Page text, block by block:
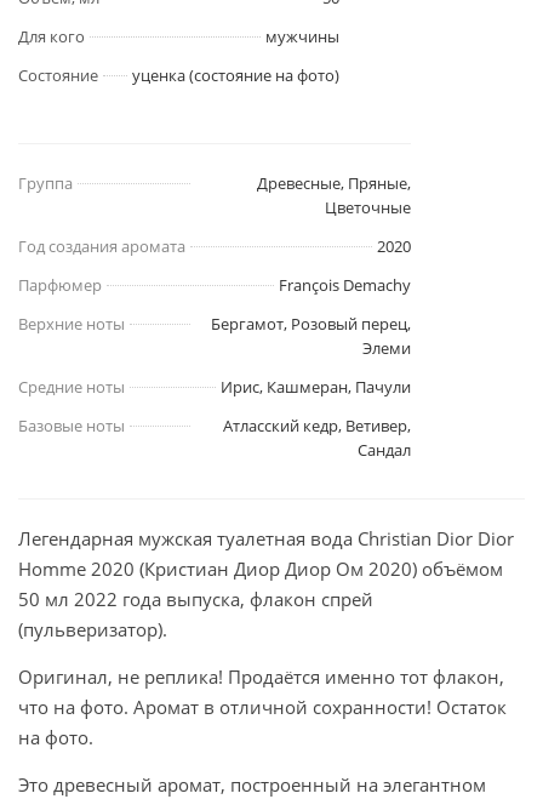
Для кого
мужчины
Состояние
уценка (состояние на фото)
Группа
Древесные, Пряные,
Цветочные
Год создания аромата
2020
Парфюмер
François Demachy
Верхние ноты
Бергамот, Розовый перец,
Элеми
Средние ноты
Ирис, Кашмеран, Пачули
Базовые ноты
Атласский кедр, Ветивер,
Сандал
Легендарная мужская туалетная вода Christian Dior Dior
Homme 2020 (Кристиан Диор Диор Ом 2020) объёмом
50 мл 2022 года выпуска, флакон спрей
(пульверизатор).
Оригинал, не реплика! Продаётся именно тот флакон,
что на фото. Аромат в отличной сохранности! Остаток
на фото.
Это древесный аромат, построенный на элегантном